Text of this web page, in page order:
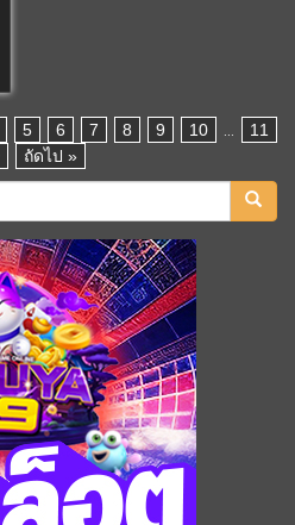
5 6 7 8 9 10 ...
11
ถัดไป »